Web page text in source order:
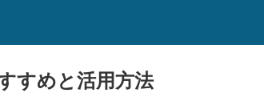
すめと活用方法